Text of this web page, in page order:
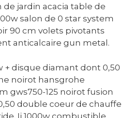
de jardin acacia table de
salon de 0 star system
90 cm volets pivotants
anticalcaire gun metal.
+ disque diamant dont 0,50
noirot hansgrohe
gws750-125 noirot fusion
double coeur de chauffe
Ii 1000w combustible